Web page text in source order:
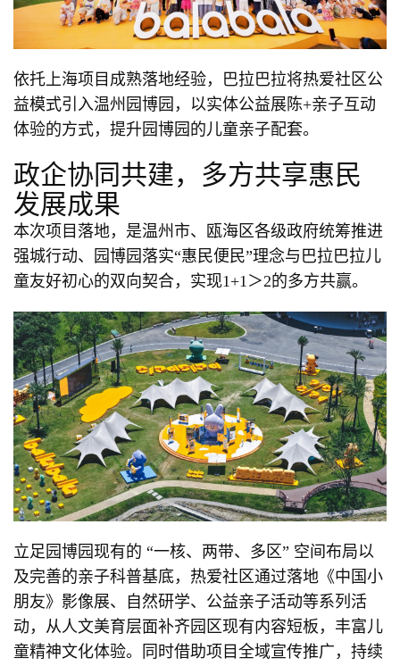
依托上海项目成熟落地经验，巴拉巴拉将热爱社区公
益模式引入温州园博园，以实体公益展陈+亲子互动
体验的方式，提升园博园的儿童亲子配套。
政企协同共建，多方共享惠民
发展成果
本次项目落地，是温州市、瓯海区各级政府统筹推进
强城行动、园博园落实“惠民便民”理念与巴拉巴拉儿
童友好初心的双向契合，实现1+1＞2的多方共赢。
立足园博园现有的 “一核、两带、多区” 空间布局以
及完善的亲子科普基底，热爱社区通过落地《中国小
朋友》影像展、自然研学、公益亲子活动等系列活
动，从人文美育层面补齐园区现有内容短板，丰富儿
童精神文化体验。同时借助项目全域宣传推广，持续